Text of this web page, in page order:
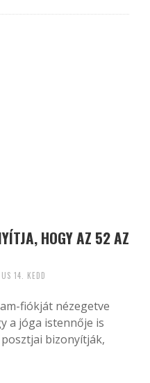
HOGY AZ 52 AZ
14. KEDD
fiókját nézegetve
a jóga istennője is
bizonyítják,